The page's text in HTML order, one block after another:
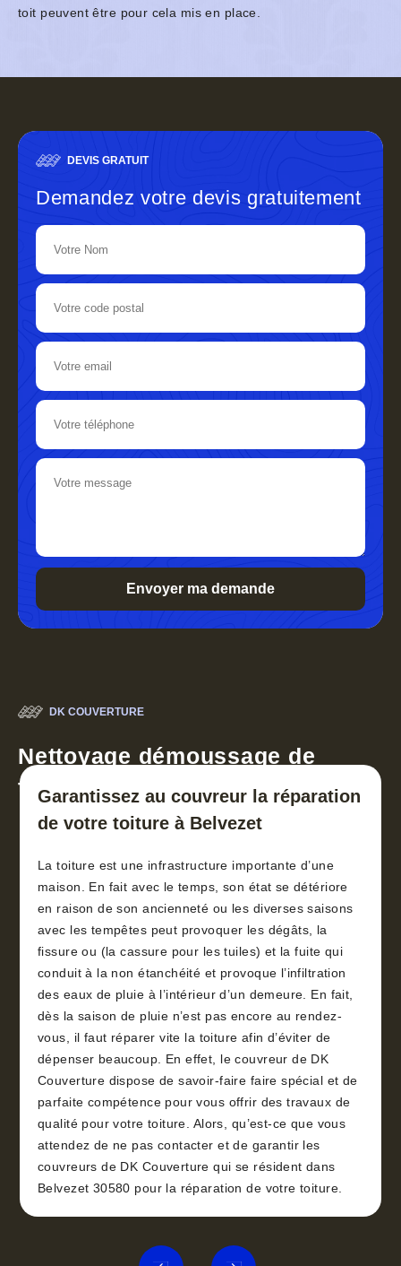
toit peuvent être pour cela mis en place.
DEVIS GRATUIT
Demandez votre devis gratuitement
DK COUVERTURE
Nettoyage démoussage de
toiture 30
Garantissez au couvreur la réparation
de votre toiture à Belvezet
La toiture est une infrastructure importante d’une
maison. En fait avec le temps, son état se détériore
en raison de son ancienneté ou les diverses saisons
avec les tempêtes peut provoquer les dégâts, la
fissure ou (la cassure pour les tuiles) et la fuite qui
conduit à la non étanchéité et provoque l’infiltration
des eaux de pluie à l’intérieur d’un demeure. En fait,
dès la saison de pluie n’est pas encore au rendez-
vous, il faut réparer vite la toiture afin d’éviter de
dépenser beaucoup. En effet, le couvreur de DK
Couverture dispose de savoir-faire faire spécial et de
parfaite compétence pour vous offrir des travaux de
qualité pour votre toiture. Alors, qu’est-ce que vous
attendez de ne pas contacter et de garantir les
couvreurs de DK Couverture qui se résident dans
Belvezet 30580 pour la réparation de votre toiture.